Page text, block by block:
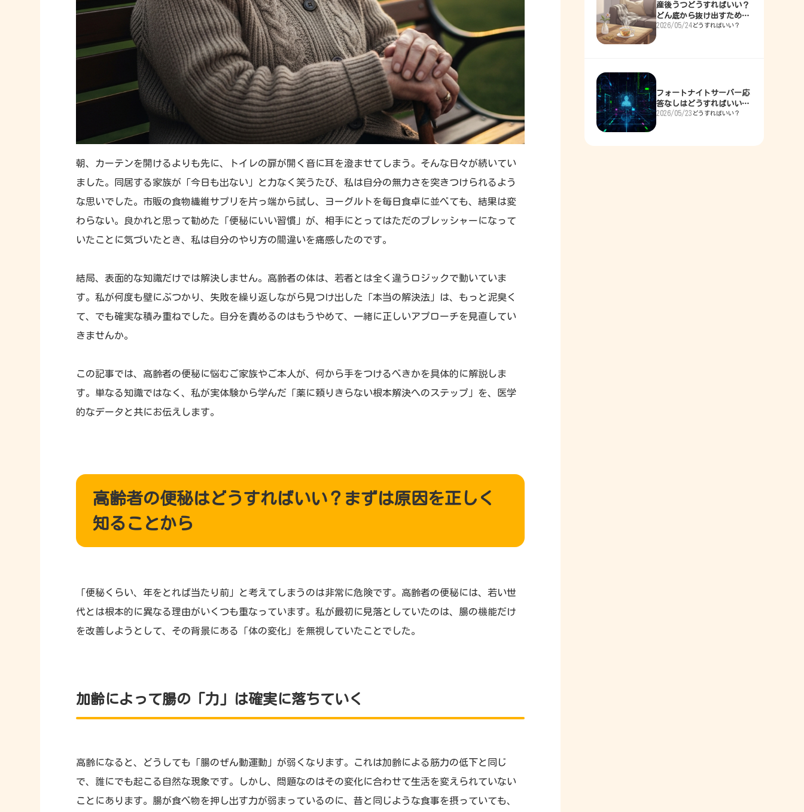
朝、カーテンを開けるよりも先に、トイレの扉が開く音に耳を澄ませてしまう。そんな日々が続いてい
ました。同居する家族が「今日も出ない」と力なく笑うたび、私は自分の無力さを突きつけられるよう
な思いでした。市販の食物繊維サプリを片っ端から試し、ヨーグルトを毎日食卓に並べても、結果は変
わらない。良かれと思って勧めた「便秘にいい習慣」が、相手にとってはただのプレッシャーになって
いたことに気づいたとき、私は自分のやり方の間違いを痛感したのです。
結局、表面的な知識だけでは解決しません。高齢者の体は、若者とは全く違うロジックで動いていま
す。私が何度も壁にぶつかり、失敗を繰り返しながら見つけ出した「本当の解決法」は、もっと泥臭く
て、でも確実な積み重ねでした。自分を責めるのはもうやめて、一緒に正しいアプローチを見直してい
きませんか。
この記事では、高齢者の便秘に悩むご家族やご本人が、何から手をつけるべきかを具体的に解説しま
す。単なる知識ではなく、私が実体験から学んだ「薬に頼りきらない根本解決へのステップ」を、医学
的なデータと共にお伝えします。
高齢者の便秘はどうすればいい？まずは原因を正しく
知ることから
「便秘くらい、年をとれば当たり前」と考えてしまうのは非常に危険です。高齢者の便秘には、若い世
代とは根本的に異なる理由がいくつも重なっています。私が最初に見落としていたのは、腸の機能だけ
を改善しようとして、その背景にある「体の変化」を無視していたことでした。
加齢によって腸の「力」は確実に落ちていく
高齢になると、どうしても「腸のぜん動運動」が弱くなります。これは加齢による筋力の低下と同じ
で、誰にでも起こる自然な現象です。しかし、問題なのはその変化に合わせて生活を変えられていない
ことにあります。腸が食べ物を押し出す力が弱まっているのに、昔と同じような食事を摂っていても、
産後うつどうすればいい？
どん底から抜け出すための
現実的な5つの解決策
2026/05/24どうすればいい？
フォートナイトサーバー応
答なしはどうすればいい？
即復旧への道しるべ
2026/05/23 どうすればいい？